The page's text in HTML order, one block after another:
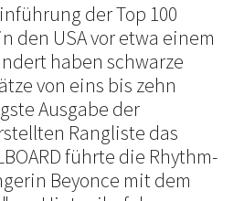
der Top 100
den USA vor etwa einem
haben schwarze
von eins bis zehn
Ausgabe der
Rangliste das
führte die Rhythm-
Beyonce mit dem